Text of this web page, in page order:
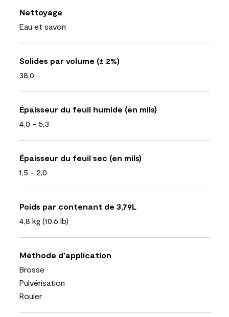
Nettoyage
Eau et savon
Solides par volume (± 2%)
38.0
Épaisseur du feuil humide (en mils)
4,0 - 5,3
Épaisseur du feuil sec (en mils)
1,5 - 2,0
Poids par contenant de 3,79L
4,8 kg (10,6 lb)
Méthode d’application
Brosse
Pulvérisation
Rouler